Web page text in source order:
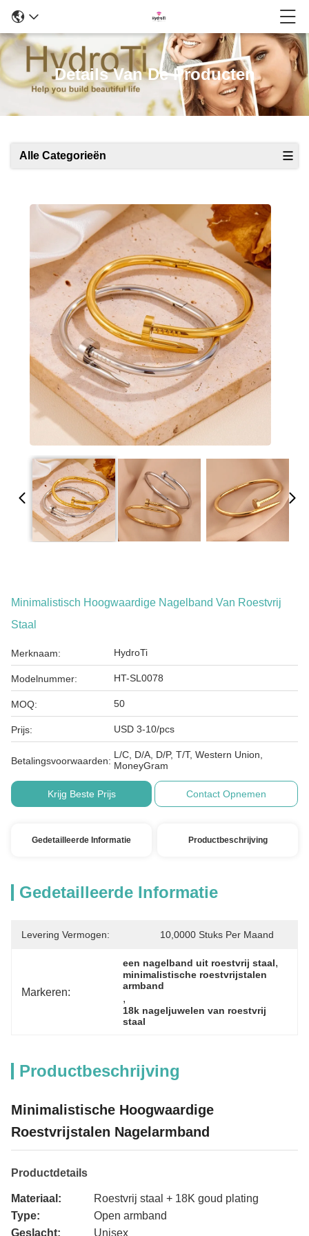
Details Van De Producten
Alle Categorieën
Minimalistisch Hoogwaardige Nagelband Van Roestvrij
Staal
Merknaam: HydroTi
Modelnummer: HT-SL0078
MOQ: 50
Prijs: USD 3-10/pcs
Betalingsvoorwaarden:
L/C, D/A, D/P, T/T, Western Union,
MoneyGram
Krijg Beste Prijs Contact Opnemen
Gedetailleerde Informatie Productbeschrijving
Gedetailleerde Informatie
Levering Vermogen: 10,0000 Stuks Per Maand
Markeren:
een nagelband uit roestvrij staal,
minimalistische roestvrijstalen
armband
,
18k nageljuwelen van roestvrij
staal
Productbeschrijving
Minimalistische Hoogwaardige
Roestvrijstalen Nagelarmband
Productdetails
Materiaal:
Roestvrij staal + 18K goud plating
Type:
Open armband
Geslacht:
Unisex